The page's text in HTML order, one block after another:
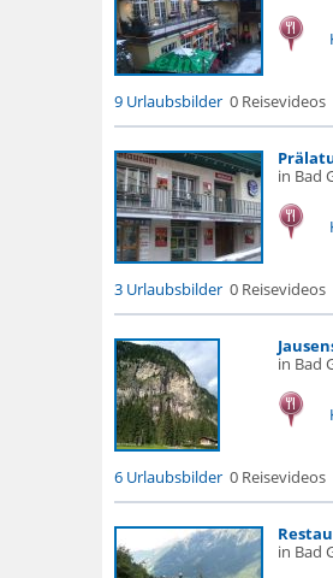
9 Urlaubsbilder 0 Reisevideos
in Bad
3 Urlaubsbilder 0 Reisevideos
in Bad
6 Urlaubsbilder 0 Reisevideos
in Bad